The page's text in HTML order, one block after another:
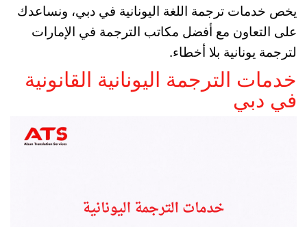
يخص خدمات ترجمة اللغة اليونانية في دبي، ونساعدك
على التعاون مع أفضل مكاتب الترجمة في الإمارات
لترجمة يونانية بلا أخطاء.
خدمات الترجمة اليونانية القانونية
في دبي